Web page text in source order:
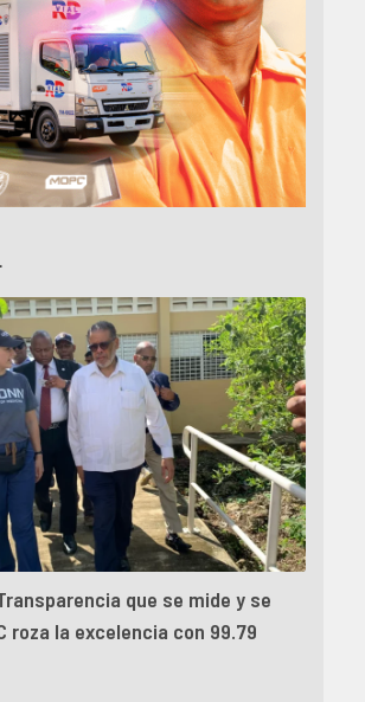
que se mide y se
roza la excelencia con 99.79